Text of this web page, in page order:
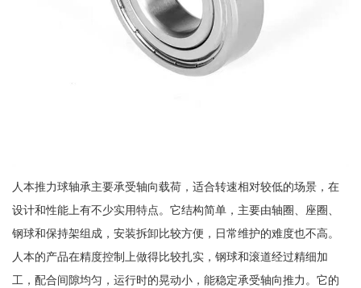
人本推力球轴承主要承受轴向载荷，适合转速相对较低的场景，在
设计和性能上有不少实用特点。它结构简单，主要由轴圈、座圈、
钢球和保持架组成，安装拆卸比较方便，日常维护的难度也不高。
人本的产品在精度控制上做得比较扎实，钢球和滚道经过精细加
工，配合间隙均匀，运行时的晃动小，能稳定承受轴向推力。它的